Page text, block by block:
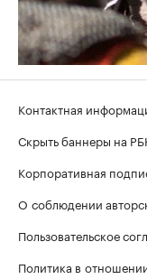
Контактная
Скрыть баннеры на
Корпоративная
О соблюдении
Пользовательское
Политика в